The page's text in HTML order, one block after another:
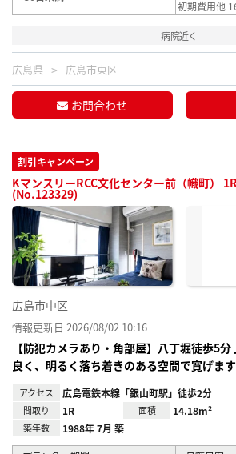
初期費用他
病院近く
広島県 広島市東区
お問合わせ
割引キャンペーン
KマンスリーRCC文化センター前（幟町）
(No.123329)
広島市中区
情報更新日 2026/08/02 10:16
【防犯カメラあり・角部屋】八丁堀徒歩5
良く、明るく落ち着きのある空間で寛げま
アクセス 広島電鉄本線「銀山町駅」徒歩2分
間取り 1R 面積 14.18m²
築年数 1988年 7月 築